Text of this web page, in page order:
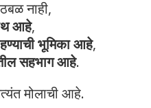
नाही,
आहे,
भूमिका आहे,
सहभाग आहे.
मोलाची आहे.